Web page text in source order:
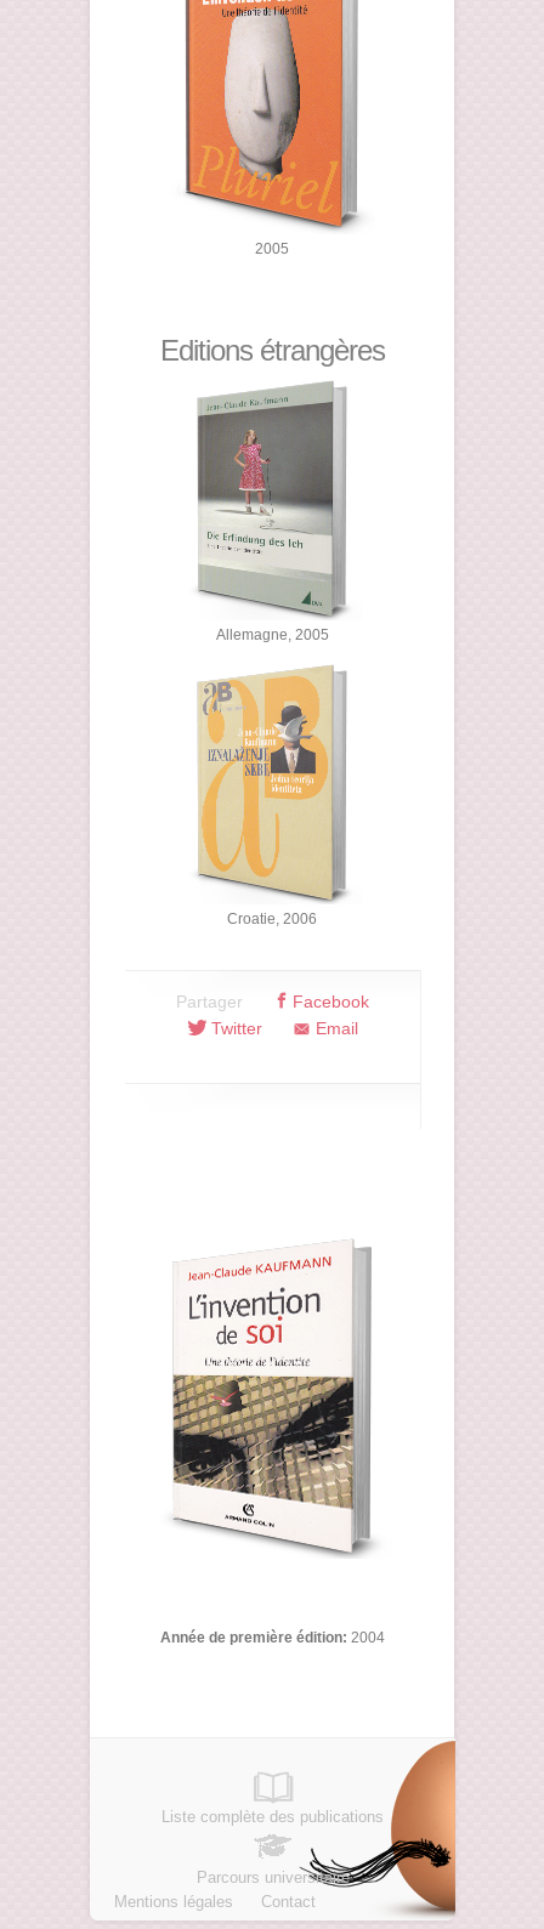
2005
Editions étrangères
Allemagne, 2005
Croatie, 2006
Partager
Facebook
Twitter
Email
Année de première édition: 2004
Liste complète des publications
Parcours universitaire
Mentions légales
Contact